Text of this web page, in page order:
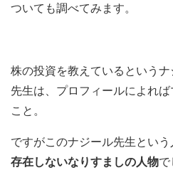
ついても調べてみます。
株の投資を教えているという
先生は、プロフィールによれ
こと。
ですがこのナジール先生という
存在しないなりすましの人物で